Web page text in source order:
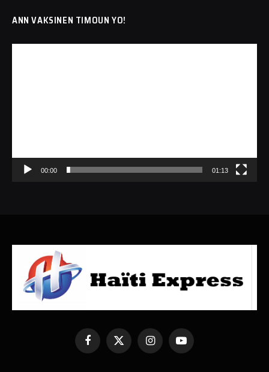
ANN VAKSINEN TIMOUN YO!
00:00 01:13
Facebook
X
InstagramYouTube